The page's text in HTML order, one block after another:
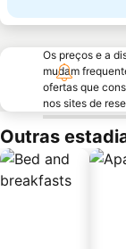
Os preços e a
mudam
ofertas que
nos sites de
Outras